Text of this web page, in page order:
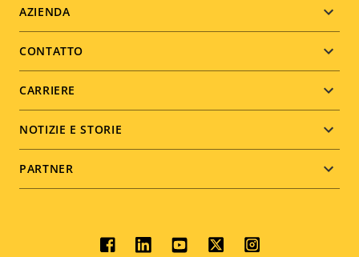
Footer
menu
AZIENDA
CONTATTO
CARRIERE
NOTIZIE E STORIE
PARTNER